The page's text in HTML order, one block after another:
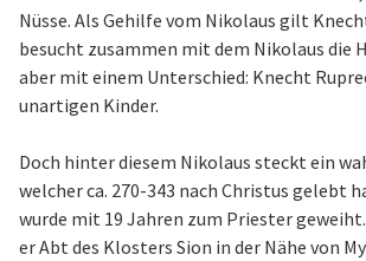
Nüsse. Als Gehilfe vom Nikolaus gilt
besucht zusammen mit dem Nikolaus die
aber mit einem Unterschied: Knecht
unartigen Kinder.
Doch hinter diesem Nikolaus steckt ein
welcher ca. 270-343 nach Christus gelebt
wurde mit 19 Jahren zum Priester
er Abt des Klosters Sion in der Nähe von